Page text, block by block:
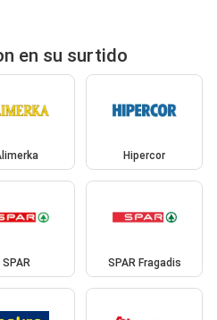
en su surtido
Hipercor
SPAR SPAR Fragadis